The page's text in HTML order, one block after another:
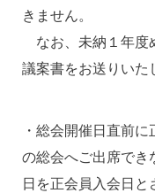
きません。
なお、未納１年度
議案書をお送りいた
・総会開催日直前
の総会へご出席でき
日を正会員入会日